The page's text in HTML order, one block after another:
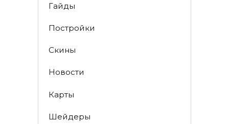
Гайды
Постройки
Скины
Новости
Карты
Шейдеры